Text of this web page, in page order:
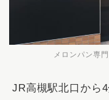
メロンパン専
JR高槻駅北口から